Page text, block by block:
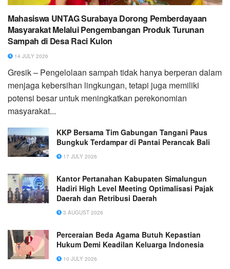
Mahasiswa UNTAG Surabaya Dorong Pemberdayaan
Masyarakat Melalui Pengembangan Produk Turunan
Sampah di Desa Raci Kulon
14 JULY 2026
Gresik – Pengelolaan sampah tidak hanya berperan dalam
menjaga kebersihan lingkungan, tetapi juga memiliki
potensi besar untuk meningkatkan perekonomian
masyarakat...
KKP Bersama Tim Gabungan Tangani Paus
Bungkuk Terdampar di Pantai Perancak Bali
17 JULY 2026
Kantor Pertanahan Kabupaten Simalungun
Hadiri High Level Meeting Optimalisasi Pajak
Daerah dan Retribusi Daerah
3 AUGUST 2026
Perceraian Beda Agama Butuh Kepastian
Hukum Demi Keadilan Keluarga Indonesia
10 JULY 2026